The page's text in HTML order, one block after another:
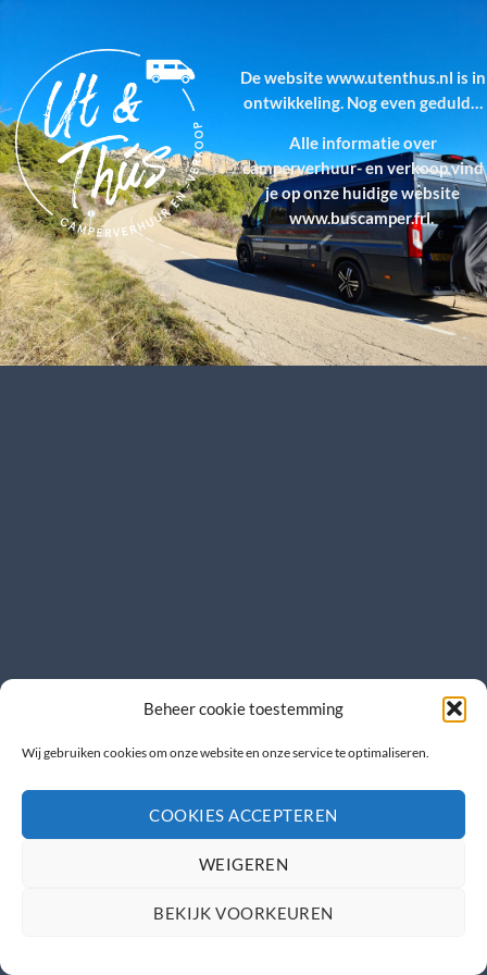
Beheer cookie toestemming
Wij gebruiken cookies om onze website en onze service te optimaliseren.
COOKIES ACCEPTEREN
WEIGEREN
BEKIJK VOORKEUREN
De websitewww.utenthus.nl is in
ontwikkeling. Nog even geduld…
Alle informatie over
camperverhuur- en verkoop vind
je op onze huidige website
www.buscamper.frl.